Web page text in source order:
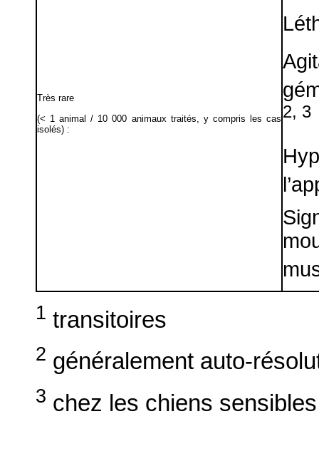
Très rare
(< 1 animal / 10 000 animaux traités, y compris les cas
isolés) :
2, 3
1 transitoires
2 généralement auto-
3 chez les chiens